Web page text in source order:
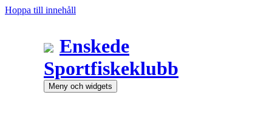
Hoppa till innehåll
Enskede
Sportfiskeklubb
Meny och widgets